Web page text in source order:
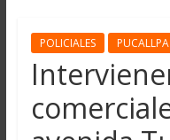
POLICIALES PUCALLPA